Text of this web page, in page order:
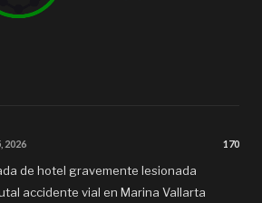
2026 170
de hotel gravemente lesionada
accidente vial en Marina Vallarta